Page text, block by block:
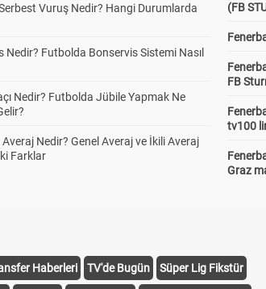
Vuruş Nedir? Hangi Durumlarda
Nedir? Futbolda Bonservis Sistemi Nasıl
Nedir? Futbolda Jübile Yapmak Ne
Nedir? Genel Averaj ve İkili Averaj
Farklar
(FB
FB
tv100
Graz
Haberleri TV'de Bugün Süper Lig Fikstür